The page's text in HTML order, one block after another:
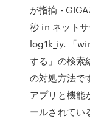
が指摘 -
秒 in ネット
log1k_iy. 「
する」の検索
の対処方法で
アプリと機能
ールされてい